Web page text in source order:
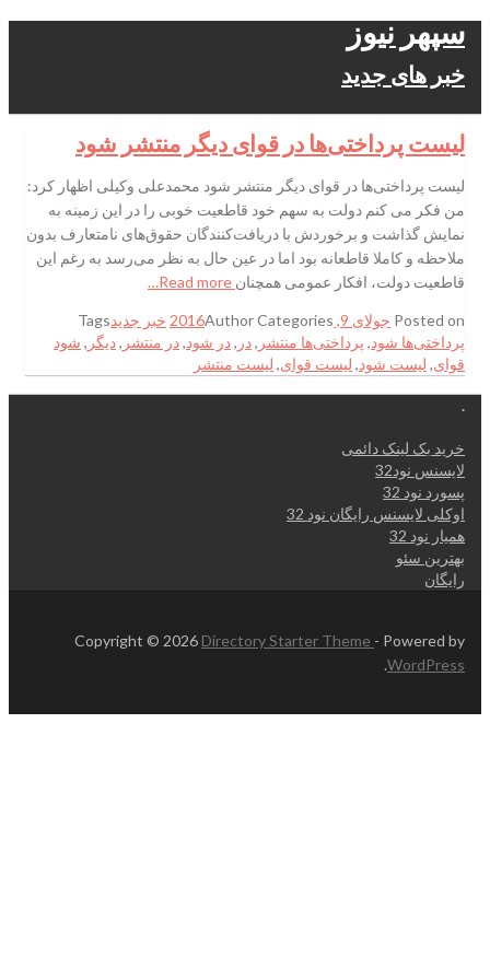
سپهر نیوز
خبر های جدید
لیست پرداختی‌ها در قوای دیگر منتشر شود
لیست پرداختی‌ها در قوای دیگر منتشر شود محمدعلی وکیلی اظهار کرد:
من فکر می کنم دولت به سهم خود قاطعیت خوبی را در این زمینه به
نمایش گذاشت و برخوردش با دریافت‌کنندگان حقوق‌های نامتعارف بدون
ملاحظه و کاملا قاطعانه بود اما در عین حال به نظر می‌رسد به رغم این
قاطعیت دولت، افکار عمومی همچنان
Posted on جولای 9, 2016 AuthorCategories خبر جدیدTags
پرداختی‌ها شود, پرداختی‌ها منتشر ,در ,در شود,در منتشر ,دیگر , شود
قوای, لیست شود, لیست قوای, لیست منتشر
.
خرید بک لینک دائمی
لایسنس نود32
پسورد نود 32
اوکلی لایسنس رایگان نود 32
همیار نود 32
بهترین سئو
رایگان
Copyright © 2026 Directory Starter Theme - Powered by
WordPress
.